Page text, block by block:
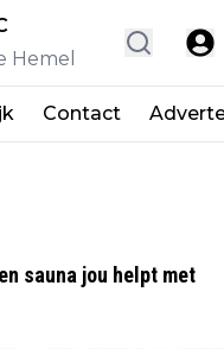
Hemel
Contact
sauna jou helpt met